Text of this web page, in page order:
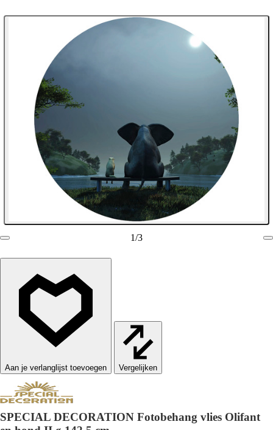
1/3
Vergelijken
SPECIAL DECORATION Fotobehang vlies Olifant